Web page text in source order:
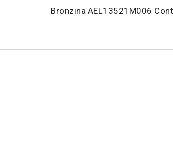
Bronzina AEL13521M006